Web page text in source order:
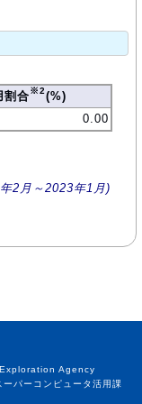
割合※2(%)
0.00
2月～2023年1月)
Agency
パーコンピュータ活用課